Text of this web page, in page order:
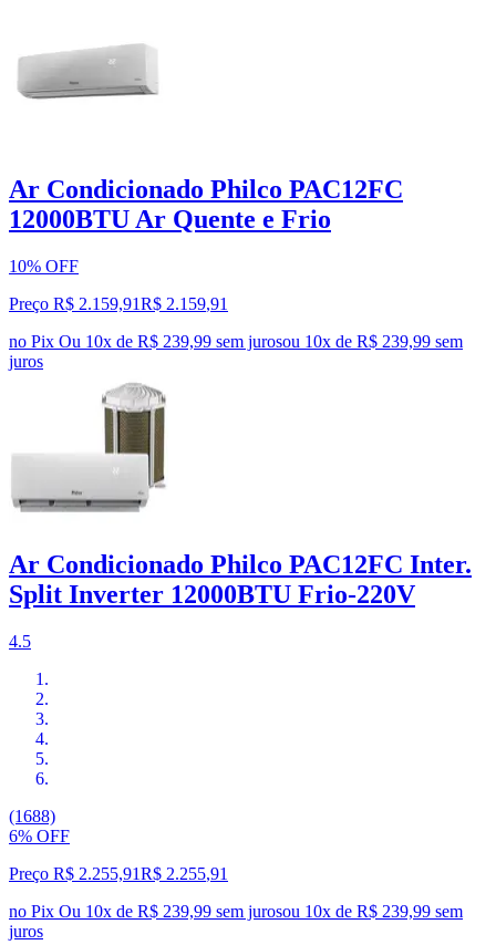
Ar Condicionado Philco PAC12FC
12000BTU Ar Quente e Frio
10% OFF
Preço R$ 2.159,91R$ 2.159,91
no Pix Ou 10x de R$ 239,99 sem jurosou 10x de R$ 239,99 sem
juros
Ar Condicionado Philco PAC12FC Inter.
Split Inverter 12000BTU Frio-220V
4.5
(1688)
6% OFF
Preço R$ 2.255,91R$ 2.255,91
no Pix Ou 10x de R$ 239,99 sem jurosou 10x de R$ 239,99 sem
juros